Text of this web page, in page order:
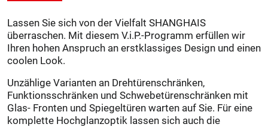
Lassen Sie sich von der Vielfalt SHANGHAIS
überraschen. Mit diesem V.i.P.-Programm erfüllen wir
Ihren hohen Anspruch an erstklassiges Design und einen
coolen Look.
Unzählige Varianten an Drehtürenschränken,
Funktionsschränken und Schwebetürenschränken mit
Glas- Fronten und Spiegeltüren warten auf Sie. Für eine
komplette Hochglanzoptik lassen sich auch die